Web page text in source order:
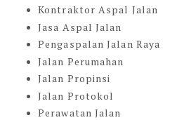
Kontraktor Aspal Jalan
Jasa Aspal Jalan
Pengaspalan Jalan Raya
Jalan Perumahan
Jalan Propinsi
Jalan Protokol
Perawatan Jalan